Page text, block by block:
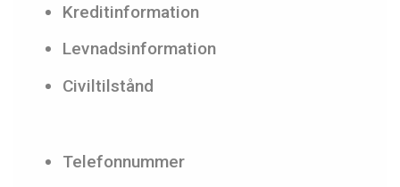
Kreditinformation
Levnadsinformation
Civiltilstånd
Telefonnummer